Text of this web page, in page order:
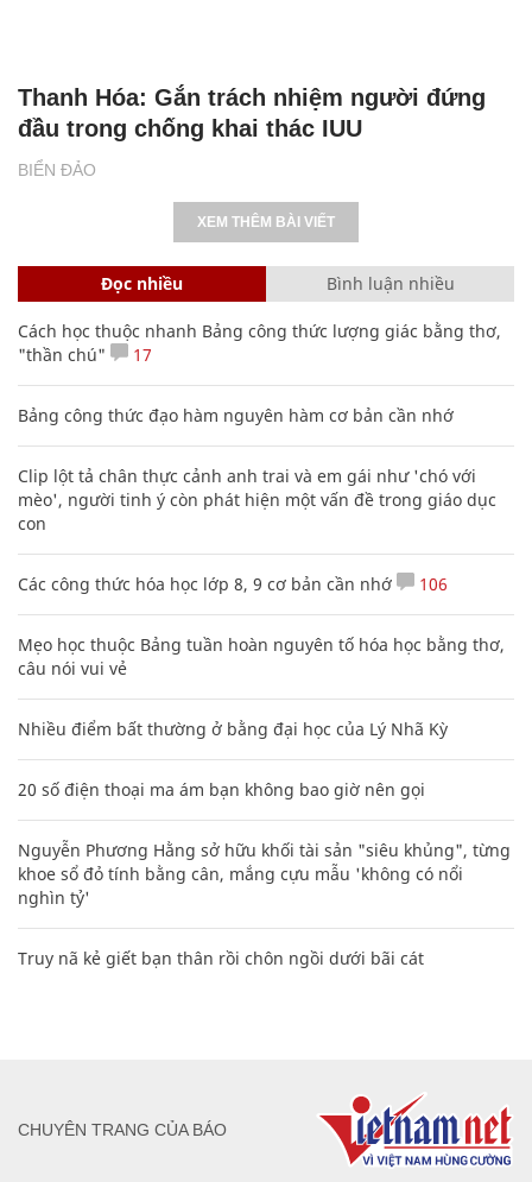
BIỂN ĐẢO
Thanh Hóa: Gắn trách nhiệm người đứng
đầu trong chống khai thác IUU
XEM THÊM BÀI VIẾT
Đọc nhiều Bình luận nhiều
Cách học thuộc nhanh Bảng công thức lượng giác bằng thơ,
"thần chú"
17
Bảng công thức đạo hàm nguyên hàm cơ bản cần nhớ
Clip lột tả chân thực cảnh anh trai và em gái như 'chó với
mèo', người tinh ý còn phát hiện một vấn đề trong giáo dục
con
Các công thức hóa học lớp 8, 9 cơ bản cần nhớ 106
Mẹo học thuộc Bảng tuần hoàn nguyên tố hóa học bằng thơ,
câu nói vui vẻ
Nhiều điểm bất thường ở bằng đại học của Lý Nhã Kỳ
20 số điện thoại ma ám bạn không bao giờ nên gọi
Nguyễn Phương Hằng sở hữu khối tài sản "siêu khủng", từng
khoe sổ đỏ tính bằng cân, mắng cựu mẫu 'không có nổi
nghìn tỷ'
Truy nã kẻ giết bạn thân rồi chôn ngồi dưới bãi cát
CHUYÊN TRANG CỦA BÁO